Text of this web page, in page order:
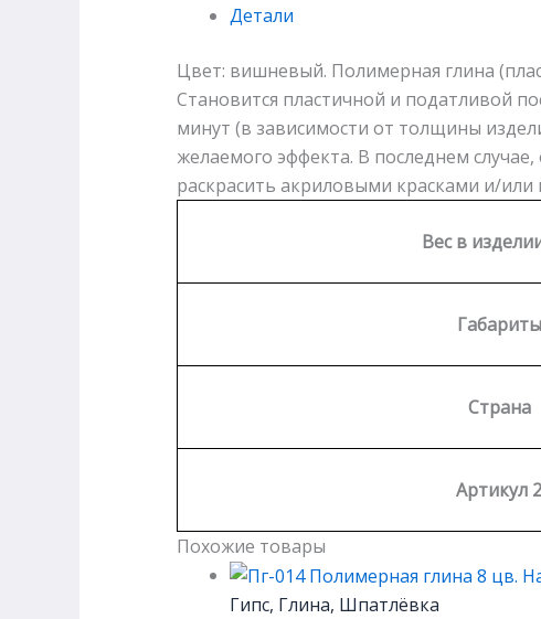
Детали
Цвет: вишневый. Полимерная глина
Становится пластичной и податливой
минут (в зависимости от толщины
желаемого эффекта. В последнем
раскрасить акриловыми красками и/
Вес в
Габариты
Страна
Артикул 2
Похожие товары
Гипс, Глина, Шпатлёвка